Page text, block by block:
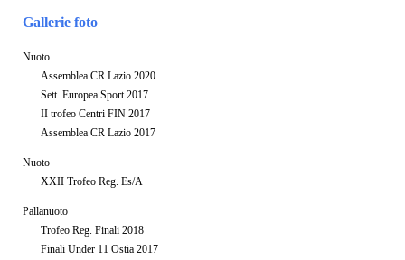
Gallerie foto
Nuoto
Assemblea CR Lazio 2020
Sett. Europea Sport 2017
II trofeo Centri FIN 2017
Assemblea CR Lazio 2017
Nuoto
XXII Trofeo Reg. Es/A
Pallanuoto
Trofeo Reg. Finali 2018
Finali Under 11 Ostia 2017